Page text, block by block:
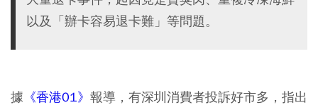
以及「辦卡容易退卡難」等問題。
據 《香港01》 報導，有深圳消費者投訴好市多，指出